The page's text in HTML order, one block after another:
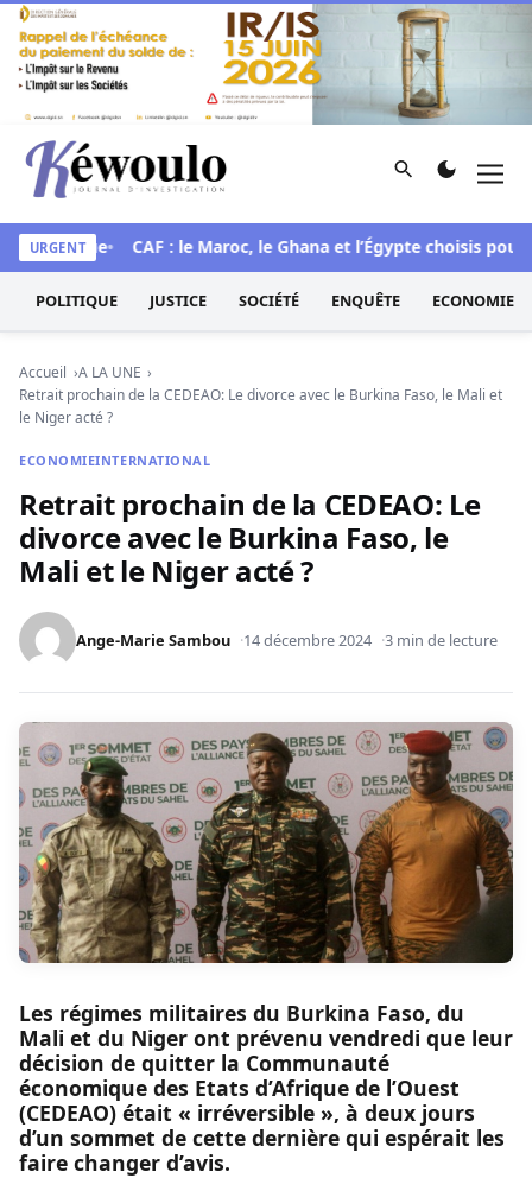
Aller au contenu
Kéwoulo, le premier site d'information et d'investigation
Rechercher
URGENT CAF : le Maroc, le Ghana et l’Égypte choisis pour
POLITIQUE JUSTICE SOCIÉTÉ ENQUÊTE ECONOMIE
Accueil
A LA UNE
Retrait prochain de la CEDEAO: Le divorce avec le Burkina Faso, le Mali et
le Niger acté ?
ECONOMIEINTERNATIONAL
Retrait prochain de la CEDEAO: Le
divorce avec le Burkina Faso, le
Mali et le Niger acté ?
Ange-Marie Sambou 14 décembre 2024 3 min de lecture
Les régimes militaires du Burkina Faso, du
Mali et du Niger ont prévenu vendredi que leur
décision de quitter la Communauté
économique des Etats d’Afrique de l’Ouest
(CEDEAO) était « irréversible », à deux jours
d’un sommet de cette dernière qui espérait les
faire changer d’avis.